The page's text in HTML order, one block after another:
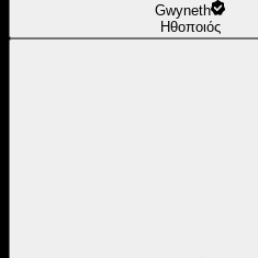
Gwyneth
Ηθοποιός